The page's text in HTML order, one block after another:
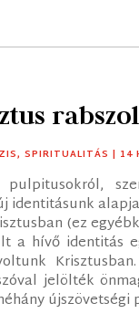
,SPIRITUALITÁS | 14
(ez
a hívő identitás
jelölték
újszövetségi